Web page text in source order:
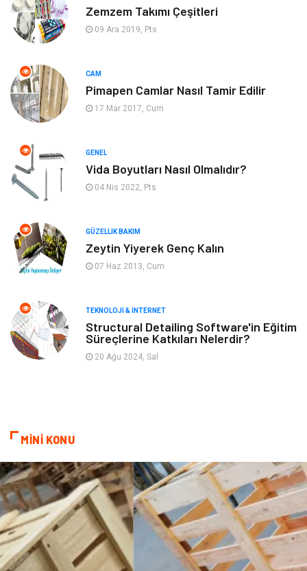
Bilgisayar & Yazılım
Ev İşleri Astroloji
Gençlik Eğlence Turizm
İnternet
Markalar
Spor Malzemeleri Borsa
diş ağrısı
Tarım & Hayvancılık Cam
Zemzem Takımı Çeşitleri
09 Ara 2019, Pts
CAM
Pimapen Camlar Nasıl Tamir Edilir
17 Mar 2017, Cum
GENEL
Vida Boyutları Nasıl Olmalıdır?
04 Nis 2022, Pts
GÜZELLIK BAKIM
Zeytin Yiyerek Genç Kalın
07 Haz 2013, Cum
TEKNOLOJI & İNTERNET
Structural Detailing Software'in Eğitim
Süreçlerine Katkıları Nelerdir?
20 Ağu 2024, Sal
MİNİ KONU